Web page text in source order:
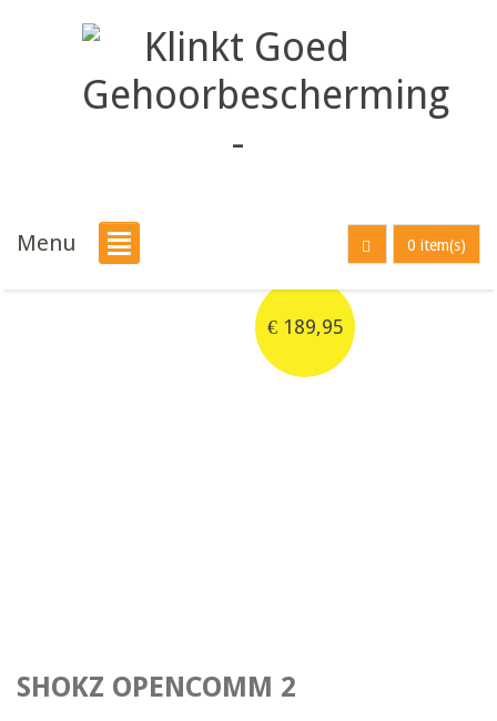
Menu 0 item(s)
€189,95
SHOKZ OPENCOMM 2